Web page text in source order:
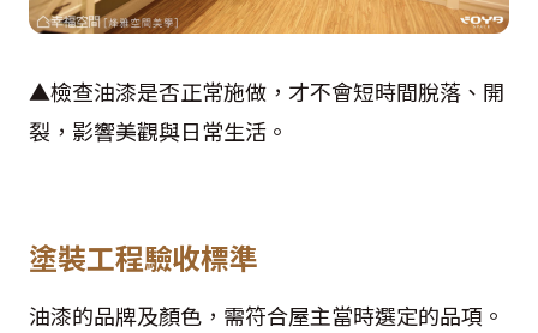
▲檢查油漆是否正常施做，才不會短時間脫落、開
裂，影響美觀與日常生活。
塗裝工程驗收標準
油漆的品牌及顏色，需符合屋主當時選定的品項。